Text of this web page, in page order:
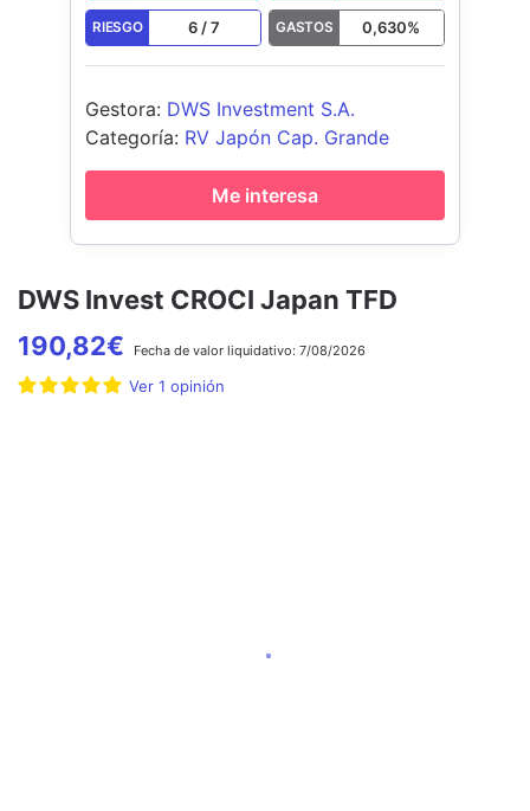
DWS Invest CROCI Japan TFD
190,82€ Fecha de valor liquidativo: 7/08/2026
Ver 1 opinión
RIESGO 6 /7 GASTOS 0,630%
Gestora: DWS Investment S.A.
Categoría: RV Japón Cap. Grande
Me interesa